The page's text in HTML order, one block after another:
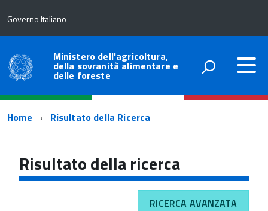
Governo Italiano
Ministero dell'agricoltura,
della sovranità alimentare e
delle foreste
Percorso
navigazione
Home Risultato della Ricerca
Risultato della ricerca
RICERCA AVANZATA